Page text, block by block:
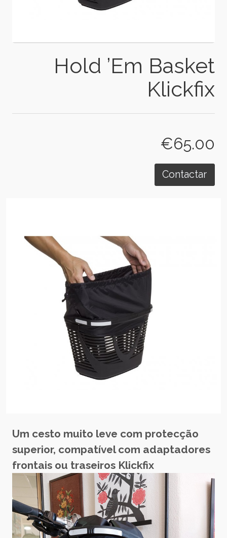
Hold ’Em Basket
Klickfix
€65.00
Contactar
Um cesto muito leve com protecção
superior, compatível com adaptadores
frontais ou traseiros Klickfix